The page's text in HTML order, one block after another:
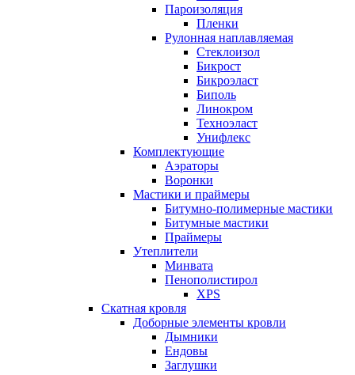
Пароизоляция
Пленки
Рулонная наплавляемая
Cтеклоизол
Бикрост
Бикроэласт
Биполь
Линокром
Техноэласт
Унифлекс
Комплектующие
Аэраторы
Воронки
Мастики и праймеры
Битумно-полимерные мастики
Битумные мастики
Праймеры
Утеплители
Минвата
Пенополистирол
XPS
Скатная кровля
Доборные элементы кровли
Дымники
Ендовы
Заглушки